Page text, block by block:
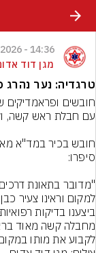
14:36 - 20.01.2026
מגן דוד
טרגדיה: נער נהרג
לקבוע את מותו